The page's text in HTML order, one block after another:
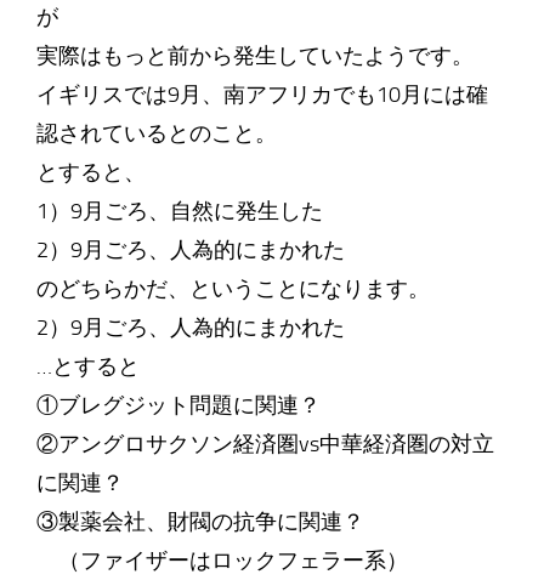
が
実際はもっと前から発生していたようです。
イギリスでは9月、南アフリカでも10月には確
認されているとのこと。
とすると、
1）9月ごろ、自然に発生した
2）9月ごろ、人為的にまかれた
のどちらかだ、ということになります。
2）9月ごろ、人為的にまかれた
…とすると
①ブレグジット問題に関連？
②アングロサクソン経済圏vs中華経済圏の対立
に関連？
③製薬会社、財閥の抗争に関連？
（ファイザーはロックフェラー系）